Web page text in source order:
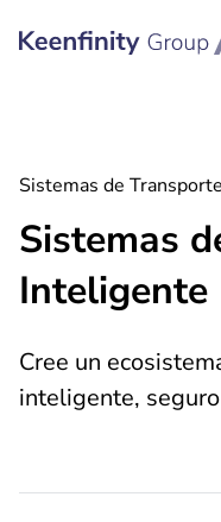
Sistemas de
Sistemas
Inteligente
Cree un
inteligente,